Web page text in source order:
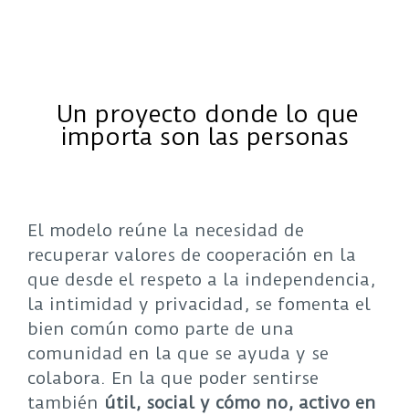
Un proyecto donde lo que
importa son las personas
El modelo reúne la necesidad de
recuperar valores de cooperación en la
que desde el respeto a la independencia,
la intimidad y privacidad, se fomenta el
bien común como parte de una
comunidad en la que se ayuda y se
colabora. En la que poder sentirse
también útil, social y cómo no, activo en